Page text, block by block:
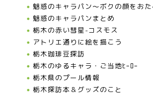
魅惑のキャラパン～ボクの顔をお
魅惑のキャラパンまとめ
栃木の赤い彗星-コスモス
アトリエ通りに絵を描こう
栃木珈琲豆探訪
栃木のゆるキャラ・ご当地ﾋｰﾛｰ
栃木県のプール情報
栃木探訪本＆グッズのこと